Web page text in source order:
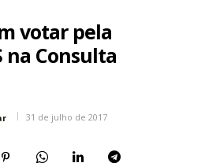
votar pela
na Consulta
31 de julho de 2017